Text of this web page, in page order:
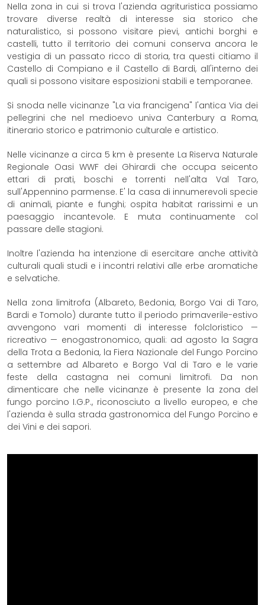
Nella zona in cui si trova l'azienda agrituristica possiamo
trovare diverse realtà di interesse sia storico che
naturalistico, si possono visitare pievi, antichi borghi e
castelli, tutto il territorio dei comuni conserva ancora le
vestigia di un passato ricco di storia, tra questi citiamo il
Castello di Compiano e il Castello di Bardi, all'interno dei
quali si possono visitare esposizioni stabili e temporanee.
Si snoda nelle vicinanze "La via francigena" l'antica Via dei
pellegrini che nel medioevo univa Canterbury a Roma,
itinerario storico e patrimonio culturale e artistico.
Nelle vicinanze a circa 5 km è presente La Riserva Naturale
Regionale Oasi WWF dei Ghirardi che occupa seicento
ettari di prati, boschi e torrenti nell'alta Val Taro,
sull'Appennino parmense. E' la casa di innumerevoli specie
di animali, piante e funghi; ospita habitat rarissimi e un
paesaggio incantevole. E muta continuamente col
passare delle stagioni.
Inoltre l'azienda ha intenzione di esercitare anche attività
culturali quali studi e i incontri relativi alle erbe aromatiche
e selvatiche.
Nella zona limitrofa (Albareto, Bedonia, Borgo Vai di Taro,
Bardi e Tomolo) durante tutto il periodo primaverile-estivo
avvengono vari momenti di interesse folcloristico —
ricreativo — enogastronomico, quali: ad agosto la Sagra
della Trota a Bedonia, la Fiera Nazionale del Fungo Porcino
a settembre ad Albareto e Borgo Val di Taro e le varie
feste della castagna nei comuni limitrofi. Da non
dimenticare che nelle vicinanze è presente la zona del
fungo porcino I.G.P., riconosciuto a livello europeo, e che
l'azienda è sulla strada gastronomica del Fungo Porcino e
dei Vini e dei sapori.